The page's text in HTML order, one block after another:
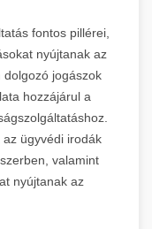
fontos pillérei,
nyújtanak az
dolgozó jogászok
hozzájárul a
ügyvédi irodák
valamint
nyújtanak az